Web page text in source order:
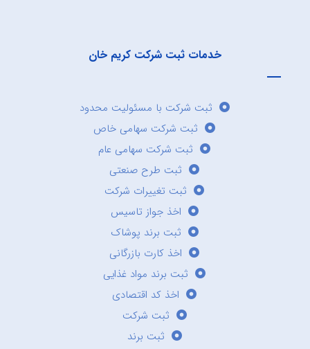
خدمات ثبت شرکت کریم خان
ثبت شرکت با مسئولیت محدود
ثبت شرکت سهامی خاص
ثبت شرکت سهامی عام
ثبت طرح صنعتی
ثبت تغییرات شرکت
اخذ جواز تاسیس
ثبت برند پوشاک
اخذ کارت بازرگانی
ثبت برند مواد غذایی
اخذ کد اقتصادی
ثبت شرکت
ثبت برند